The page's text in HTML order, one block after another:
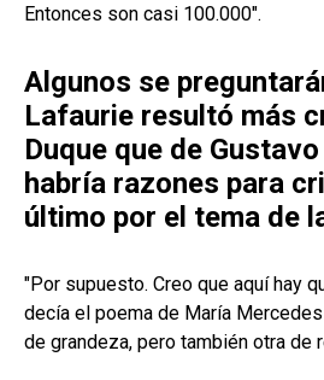
Entonces son casi 100.000".
Algunos se
Lafaurie resultó más
Duque que de
habría razones para
último por el tema de
"Por supuesto. Creo que aquí hay
decía el poema de María Mercedes
de grandeza, pero también otra de